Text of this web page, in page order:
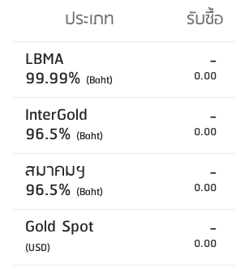
ประเภท รับซื้อ
LBMA
99.99% (Baht)
-
0.00
InterGold
96.5% (Baht)
-
0.00
สมาคมฯ
96.5% (Baht)
-
0.00
Gold Spot
(USD)
-
0.00